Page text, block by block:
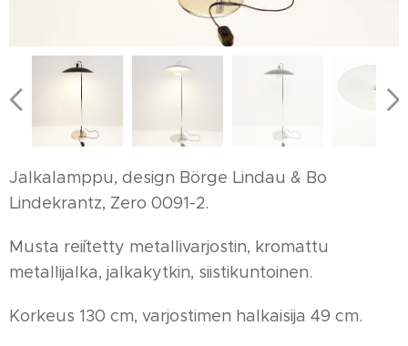
Jalkalamppu, design Börge Lindau & Bo
Lindekrantz, Zero 0091-2.
Musta rei´itetty metallivarjostin, kromattu
metallijalka, jalkakytkin, siistikuntoinen.
Korkeus 130 cm, varjostimen halkaisija 49 cm.